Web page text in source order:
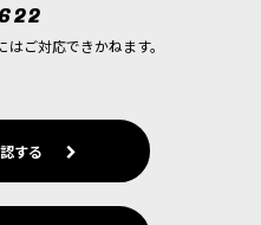
チパーツプラスチック製シ
カンパニー・ヒーロー4
制作可能。個性的なスカッ
リミネイター・スカッド
ご対応できかねます。
する